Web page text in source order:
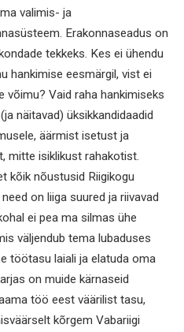
valimis- ja
Erakonnaseadus on
tekkeks. Kes ei ühendu
hankimise eesmärgil, vist ei
Vaid raha hankimiseks
näitavad) üksikkandidaadid
äärmist isetust ja
mitte isiklikust rahakotist.
kõik nõustusid Riigikogu
on liiga suured ja riivavad
ei pea ma silmas ühe
väljendub tema lubaduses
töötasu laiali ja elatuda oma
on muide kärnaseid
töö eest väärilist tasu,
kõrgem Vabariigi